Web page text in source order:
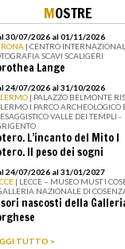
MOSTRE
30/07/2026 al 01/11/2026
| CENTRO
SCAVI SCALIGERI
Lange
24/07/2026 al 31/10/2026
| PALAZZO BELMONTE
I PARCO ARCHEOLOGICO
VALLE DEI TEMPLI -
L’incanto del Mito I
Il peso dei sogni
24/07/2026 al 31/01/2027
| LECCE – MUSEO MUST I
NAZIONALE DI
nascosti della
TUTTO >